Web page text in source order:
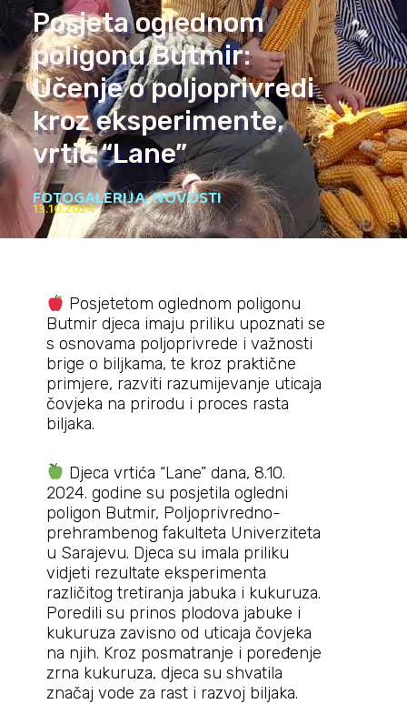
Posjeta oglednom
poligonu Butmir:
Učenje o poljoprivredi
kroz eksperimente,
vrtić “Lane”
FOTOGALERIJA,NOVOSTI
13.10.2024
Posjetetom oglednom poligonu
Butmir djeca imaju priliku upoznati se
s osnovama poljoprivrede i važnosti
brige o biljkama, te kroz praktične
primjere, razviti razumijevanje uticaja
čovjeka na prirodu i proces rasta
biljaka.
Djeca vrtića “Lane” dana, 8.10.
2024. godine su posjetila ogledni
poligon Butmir, Poljoprivredno-
prehrambenog fakulteta Univerziteta
u Sarajevu. Djeca su imala priliku
vidjeti rezultate eksperimenta
različitog tretiranja jabuka i kukuruza.
Poredili su prinos plodova jabuke i
kukuruza zavisno od uticaja čovjeka
na njih. Kroz posmatranje i poređenje
zrna kukuruza, djeca su shvatila
značaj vode za rast i razvoj biljaka.